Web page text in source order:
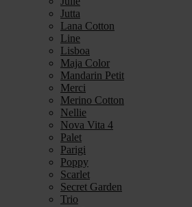
Jutta
Lana Cotton
Line
Lisboa
Maja Color
Mandarin Petit
Merci
Merino Cotton
Nellie
Nova Vita 4
Palet
Parigi
Poppy
Scarlet
Secret Garden
Trio